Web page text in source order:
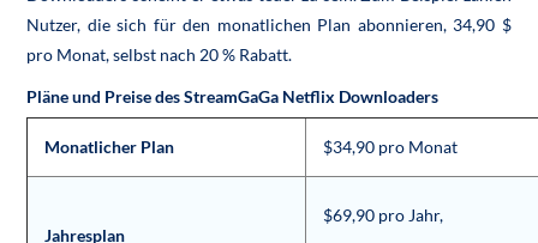
Nutzer, die sich für den monatlichen Plan abonnieren, 34,90 $
pro Monat, selbst nach 20 % Rabatt.
Pläne und Preise des StreamGaGa Netflix Downloaders
Monatlicher Plan $34,90 pro Monat
Jahresplan
$69,90 pro Jahr,